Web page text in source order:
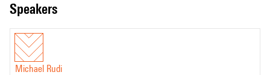
speakers
Michael Rudi